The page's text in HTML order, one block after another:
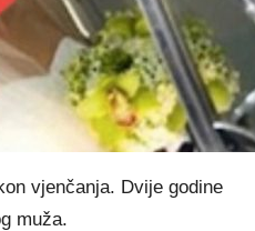
vјеnčаnја. Dvіје gоdіnе
mužа.